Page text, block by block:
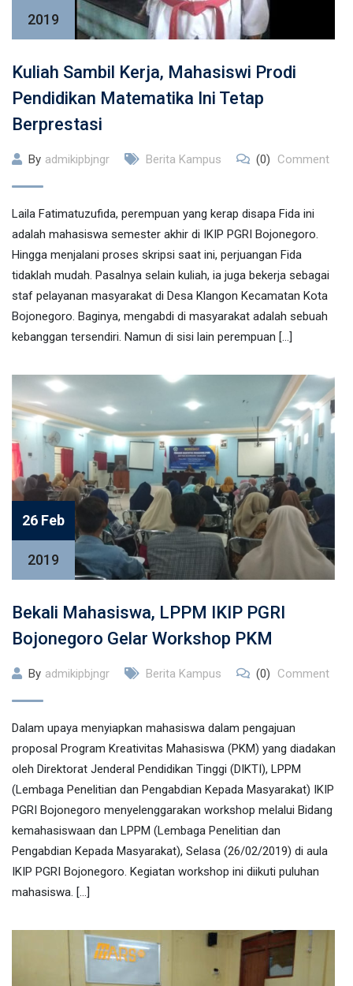
2019
Kuliah Sambil Kerja, Mahasiswi Prodi
Pendidikan Matematika Ini Tetap
Berprestasi
By admikipbjngr Berita Kampus (0) Comment
Laila Fatimatuzufida, perempuan yang kerap disapa Fida ini
adalah mahasiswa semester akhir di IKIP PGRI Bojonegoro.
Hingga menjalani proses skripsi saat ini, perjuangan Fida
tidaklah mudah. Pasalnya selain kuliah, ia juga bekerja sebagai
staf pelayanan masyarakat di Desa Klangon Kecamatan Kota
Bojonegoro. Baginya, mengabdi di masyarakat adalah sebuah
kebanggan tersendiri. Namun di sisi lain perempuan […]
26 Feb
2019
Bekali Mahasiswa, LPPM IKIP PGRI
Bojonegoro Gelar Workshop PKM
By admikipbjngr Berita Kampus (0) Comment
Dalam upaya menyiapkan mahasiswa dalam pengajuan
proposal Program Kreativitas Mahasiswa (PKM) yang diadakan
oleh Direktorat Jenderal Pendidikan Tinggi (DIKTI), LPPM
(Lembaga Penelitian dan Pengabdian Kepada Masyarakat) IKIP
PGRI Bojonegoro menyelenggarakan workshop melalui Bidang
kemahasiswaan dan LPPM (Lembaga Penelitian dan
Pengabdian Kepada Masyarakat), Selasa (26/02/2019) di aula
IKIP PGRI Bojonegoro. Kegiatan workshop ini diikuti puluhan
mahasiswa. […]